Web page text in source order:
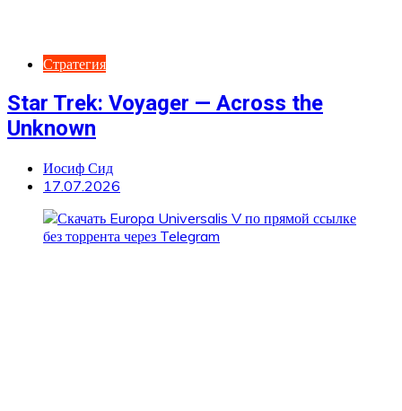
Стратегия
Star Trek: Voyager — Across the
Unknown
Иосиф Сид
17.07.2026